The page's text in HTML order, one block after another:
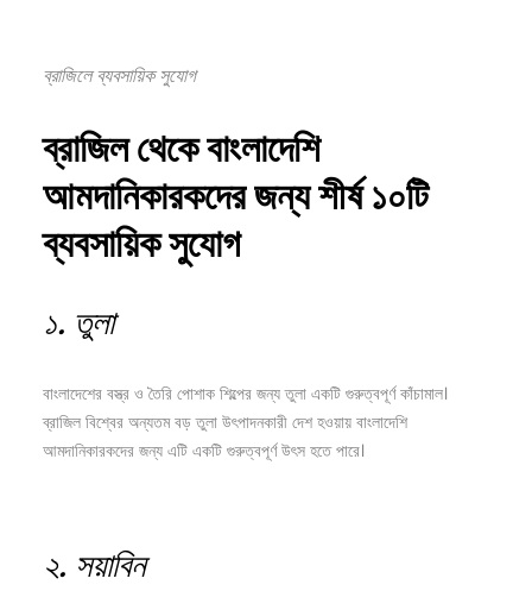
ব্রাজিলে ব্যবসায়িক সুযোগ
ব্রাজিলথেকেবাংলাদেশি
আমদানিকারকদেরজন্যশীর্ষ১০টি
ব্যবসায়িকসুযোগ
১. তুলা
বাংলাদেশের বস্ত্র ও তৈরি পোশাক শিল্পের জন্য তুলা একটি গুরুত্বপূর্ণ কাঁচামাল।
ব্রাজিল বিশ্বের অন্যতম বড় তুলা উৎপাদনকারী দেশ হওয়ায় বাংলাদেশি
আমদানিকারকদের জন্য এটি একটি গুরুত্বপূর্ণ উৎস হতে পারে।
২. সয়াবিন